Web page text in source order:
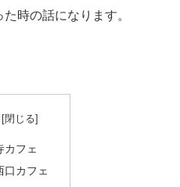
時の話になります。
カフェ
口カフェ